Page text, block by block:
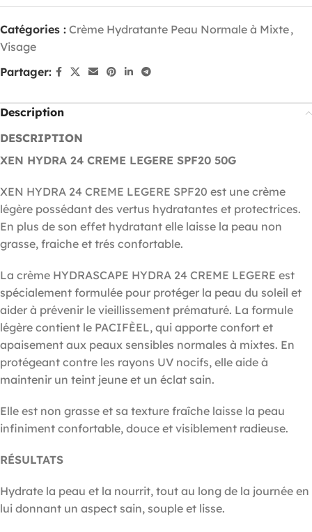
Catégories : Crème Hydratante Peau Normale à Mixte,
Visage
Partager:
Description
DESCRIPTION
XEN HYDRA 24 CREME LEGERE SPF20 50G
XEN HYDRA 24 CREME LEGERE SPF20 est une crème
légère possédant des vertus hydratantes et protectrices.
En plus de son effet hydratant elle laisse la peau non
grasse, fraiche et trés confortable.
La crème HYDRASCAPE HYDRA 24 CREME LEGERE est
spécialement formulée pour protéger la peau du soleil et
aider à prévenir le vieillissement prématuré. La formule
légère contient le PACIFÈEL, qui apporte confort et
apaisement aux peaux sensibles normales à mixtes. En
protégeant contre les rayons UV nocifs, elle aide à
maintenir un teint jeune et un éclat sain.
Elle est non grasse et sa texture fraîche laisse la peau
infiniment confortable, douce et visiblement radieuse.
RÉSULTATS
Hydrate la peau et la nourrit, tout au long de la journée en
lui donnant un aspect sain, souple et lisse.